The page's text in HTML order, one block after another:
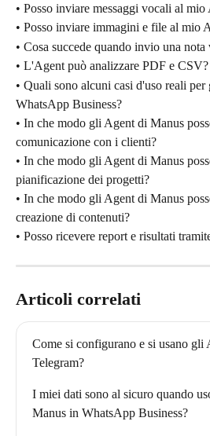
• Posso inviare messaggi vocali al
• Posso inviare immagini e file al mio
• Cosa succede quando invio una
• L'Agent può analizzare PDF e CSV?
• Quali sono alcuni casi d'uso reali
WhatsApp Business?
• In che modo gli Agent di Manus
comunicazione con i clienti?
• In che modo gli Agent di Manus
pianificazione dei progetti?
• In che modo gli Agent di Manus
creazione di contenuti?
• Posso ricevere report e risultati
Articoli correlati
Come si configurano e si usano gli
Telegram?
I miei dati sono al sicuro quando
Manus in WhatsApp Business?